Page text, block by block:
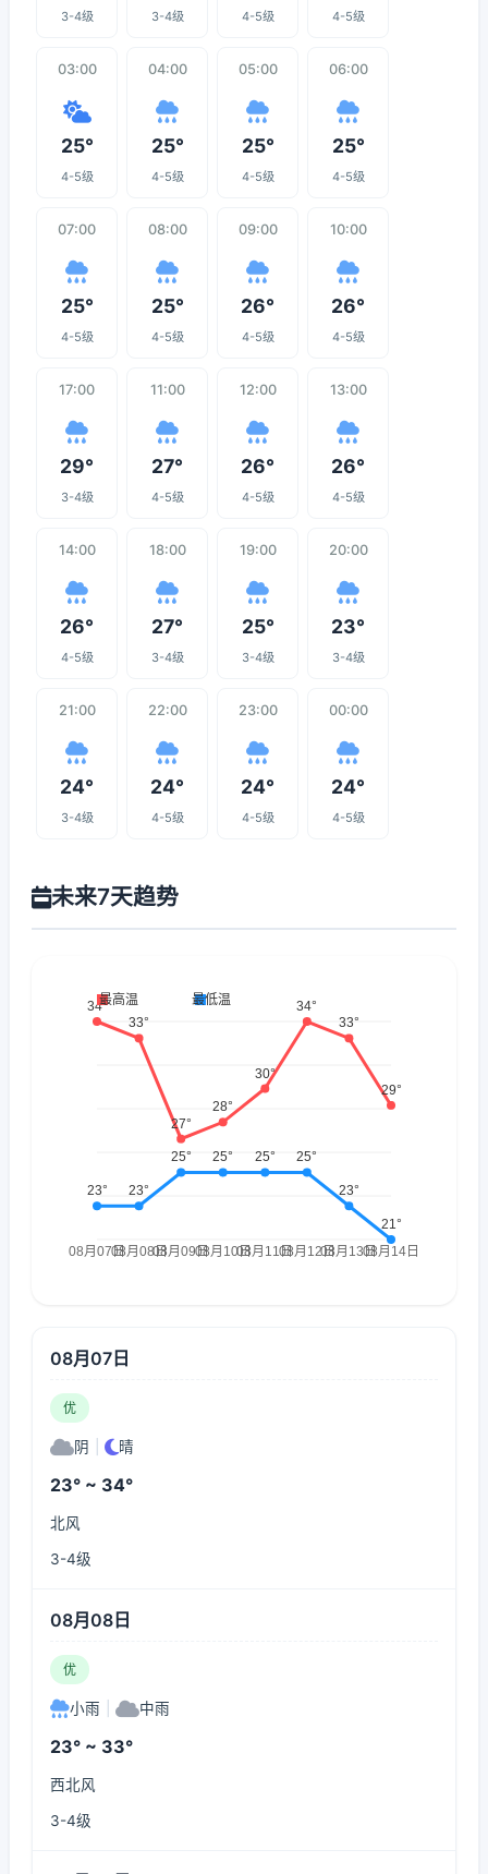
3-4级 3-4级 4-5级 4-5级
03:00
25°
4-5级
04:00
25°
4-5级
05:00
25°
4-5级
06:00
25°
4-5级
07:00
25°
4-5级
08:00
25°
4-5级
09:00
26°
4-5级
10:00
26°
4-5级
17:00
29°
3-4级
11:00
27°
4-5级
12:00
26°
4-5级
13:00
26°
4-5级
14:00
26°
4-5级
18:00
27°
3-4级
19:00
25°
3-4级
20:00
23°
3-4级
21:00
24°
3-4级
22:00
24°
4-5级
23:00
24°
4-5级
00:00
24°
4-5级
未来7天趋势
08月07日
优
阴 晴
23° ~ 34°
北风
3-4级
08月08日
优
小雨 中雨
23° ~ 33°
西北风
3-4级